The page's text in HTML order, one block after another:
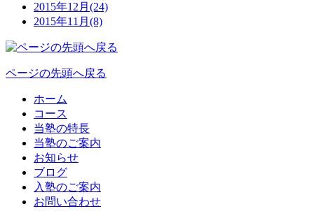
2015年12月(24)
2015年11月(8)
ページの先頭へ戻る
ホーム
コース
当塾の特長
当塾のご案内
お知らせ
ブログ
入塾のご案内
お問い合わせ